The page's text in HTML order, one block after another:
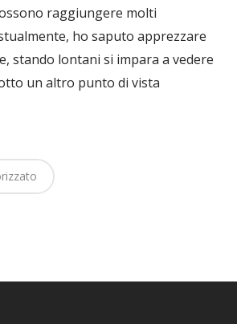
raggiungere molti
ho saputo apprezzare
stando lontani si impara a vedere
un altro punto di vista